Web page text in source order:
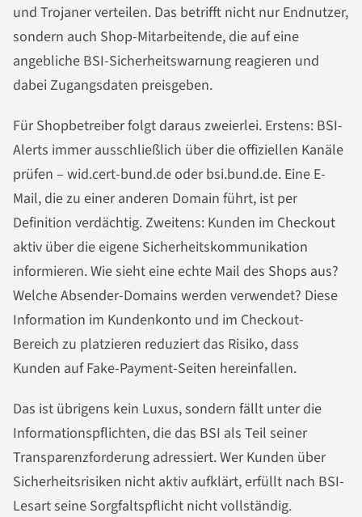
und Trojaner verteilen. Das betrifft nicht nur Endnutzer,
sondern auch Shop-Mitarbeitende, die auf eine
angebliche BSI-Sicherheitswarnung reagieren und
dabei Zugangsdaten preisgeben.
Für Shopbetreiber folgt daraus zweierlei. Erstens: BSI-
Alerts immer ausschließlich über die offiziellen Kanäle
prüfen – wid.cert-bund.de oder bsi.bund.de. Eine E-
Mail, die zu einer anderen Domain führt, ist per
Definition verdächtig. Zweitens: Kunden im Checkout
aktiv über die eigene Sicherheitskommunikation
informieren. Wie sieht eine echte Mail des Shops aus?
Welche Absender-Domains werden verwendet? Diese
Information im Kundenkonto und im Checkout-
Bereich zu platzieren reduziert das Risiko, dass
Kunden auf Fake-Payment-Seiten hereinfallen.
Das ist übrigens kein Luxus, sondern fällt unter die
Informationspflichten, die das BSI als Teil seiner
Transparenzforderung adressiert. Wer Kunden über
Sicherheitsrisiken nicht aktiv aufklärt, erfüllt nach BSI-
Lesart seine Sorgfaltspflicht nicht vollständig.